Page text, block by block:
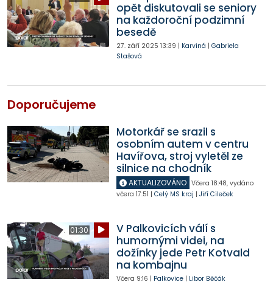
opět diskutovali se seniory
na každoroční podzimní
besedě
27. září 2025 13:39 | Karviná | Gabriela
Stašová
Doporučujeme
Motorkář se srazil s
osobním autem v centru
Havířova, stroj vyletěl ze
silnice na chodník
AKTUALIZOVÁNO Včera 18:48, vydáno
včera 17:51 | Celý MS kraj | Jiří Cileček
01:30
V Palkovicích válí s
humornými videi, na
dožínky jede Petr Kotvald
na kombajnu
Včera 9:16 | Palkovice| Libor Běčák